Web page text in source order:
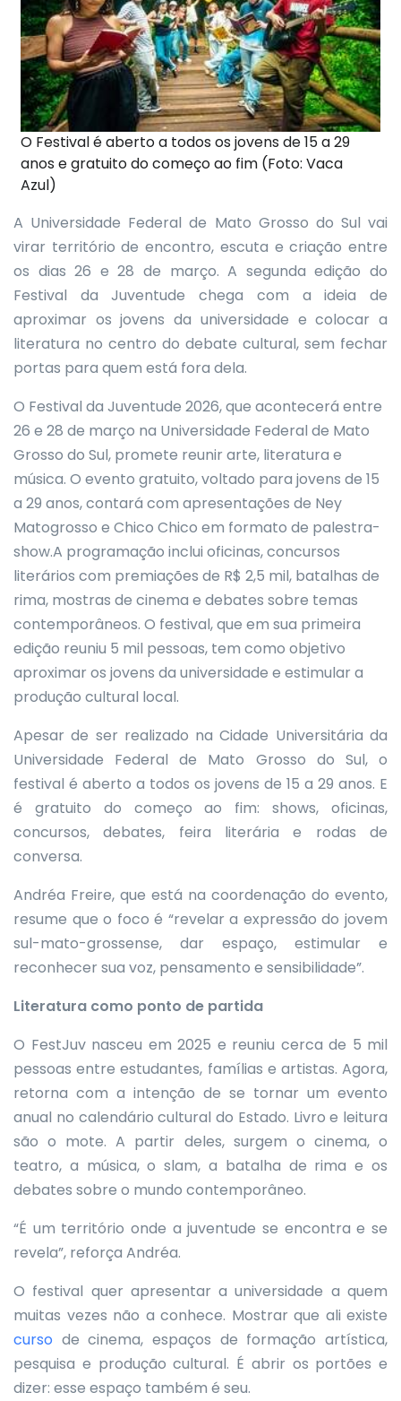
O Festival é aberto a todos os jovens de 15 a 29
anos e gratuito do começo ao fim (Foto: Vaca
Azul)
A Universidade Federal de Mato Grosso do Sul vai
virar território de encontro, escuta e criação entre
os dias 26 e 28 de março. A segunda edição do
Festival da Juventude chega com a ideia de
aproximar os jovens da universidade e colocar a
literatura no centro do debate cultural, sem fechar
portas para quem está fora dela.
O Festival da Juventude 2026, que acontecerá entre
26 e 28 de março na Universidade Federal de Mato
Grosso do Sul, promete reunir arte, literatura e
música. O evento gratuito, voltado para jovens de 15
a 29 anos, contará com apresentações de Ney
Matogrosso e Chico Chico em formato de palestra-
show.A programação inclui oficinas, concursos
literários com premiações de R$ 2,5 mil, batalhas de
rima, mostras de cinema e debates sobre temas
contemporâneos. O festival, que em sua primeira
edição reuniu 5 mil pessoas, tem como objetivo
aproximar os jovens da universidade e estimular a
produção cultural local.
Apesar de ser realizado na Cidade Universitária da
Universidade Federal de Mato Grosso do Sul, o
festival é aberto a todos os jovens de 15 a 29 anos. E
é gratuito do começo ao fim: shows, oficinas,
concursos, debates, feira literária e rodas de
conversa.
Andréa Freire, que está na coordenação do evento,
resume que o foco é “revelar a expressão do jovem
sul-mato-grossense, dar espaço, estimular e
reconhecer sua voz, pensamento e sensibilidade”.
Literatura como ponto de partida
O FestJuv nasceu em 2025 e reuniu cerca de 5 mil
pessoas entre estudantes, famílias e artistas. Agora,
retorna com a intenção de se tornar um evento
anual no calendário cultural do Estado. Livro e leitura
são o mote. A partir deles, surgem o cinema, o
teatro, a música, o slam, a batalha de rima e os
debates sobre o mundo contemporâneo.
“É um território onde a juventude se encontra e se
revela”, reforça Andréa.
O festival quer apresentar a universidade a quem
muitas vezes não a conhece. Mostrar que ali existe
curso de cinema, espaços de formação artística,
pesquisa e produção cultural. É abrir os portões e
dizer: esse espaço também é seu.